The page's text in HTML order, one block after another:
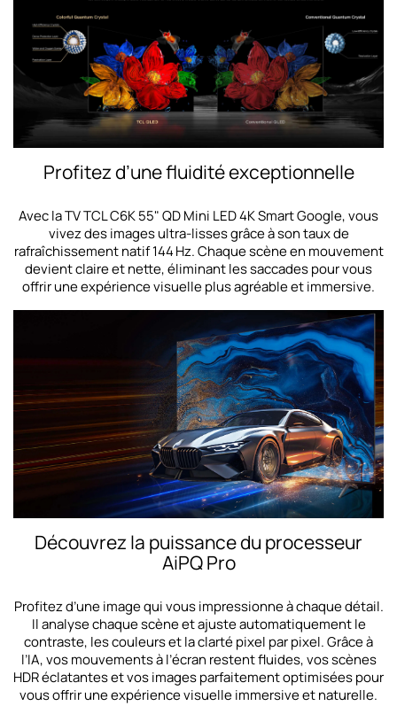
Profitez d’une fluidité exceptionnelle
Avec la TV TCL C6K 55" QD Mini LED 4K Smart Google, vous
vivez des images ultra-lisses grâce à son taux de
rafraîchissement natif 144 Hz. Chaque scène en mouvement
devient claire et nette, éliminant les saccades pour vous
offrir une expérience visuelle plus agréable et immersive.
Découvrez la puissance du processeur
AiPQ Pro
Profitez d’une image qui vous impressionne à chaque détail.
Il analyse chaque scène et ajuste automatiquement le
contraste, les couleurs et la clarté pixel par pixel. Grâce à
l’IA, vos mouvements à l’écran restent fluides, vos scènes
HDR éclatantes et vos images parfaitement optimisées pour
vous offrir une expérience visuelle immersive et naturelle.